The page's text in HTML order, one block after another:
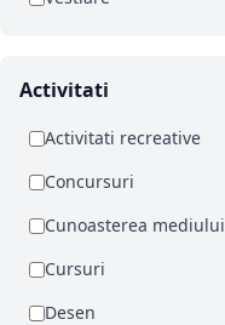
Activitati
Activitati recreative
Concursuri
Cunoasterea mediului
Cursuri
Desen